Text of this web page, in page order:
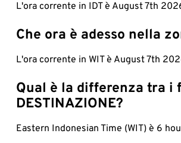
L'ora corrente in IDT è August 7th
Che ora è adesso nella
L'ora corrente in WIT è August 7th
Qual è la differenza tra i
DESTINAZIONE?
Eastern Indonesian Time (WIT) è 6